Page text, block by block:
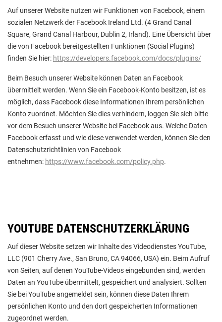
Auf unserer Website nutzen wir Funktionen von Facebook, einem
sozialen Netzwerk der Facebook Ireland Ltd. (4 Grand Canal
Square, Grand Canal Harbour, Dublin 2, Irland). Eine Übersicht über
die von Facebook bereitgestellten Funktionen (Social Plugins)
finden Sie hier: https://developers.facebook.com/docs/plugins/
Beim Besuch unserer Website können Daten an Facebook
übermittelt werden. Wenn Sie ein Facebook-Konto besitzen, ist es
möglich, dass Facebook diese Informationen Ihrem persönlichen
Konto zuordnet. Möchten Sie dies verhindern, loggen Sie sich bitte
vor dem Besuch unserer Website bei Facebook aus. Welche Daten
Facebook erfasst und wie diese verwendet werden, können Sie den
Datenschutzrichtlinien von Facebook
entnehmen: https://www.facebook.com/policy.php.
YOUTUBE DATENSCHUTZERKLÄRUNG
Auf dieser Website setzen wir Inhalte des Videodienstes YouTube,
LLC (901 Cherry Ave., San Bruno, CA 94066, USA) ein. Beim Aufruf
von Seiten, auf denen YouTube-Videos eingebunden sind, werden
Daten an YouTube übermittelt, gespeichert und analysiert. Sollten
Sie bei YouTube angemeldet sein, können diese Daten Ihrem
persönlichen Konto und den dort gespeicherten Informationen
zugeordnet werden.